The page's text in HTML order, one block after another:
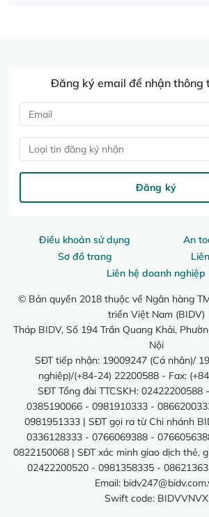
Điều khoản sử dụng
An
Sơ đồ trang
Liên hệ doanh nghiệp
© Bản quyền 2018 thuộc về Ngân hàng
triển Việt Nam (BIDV)
Tháp BIDV, Số 194 Trần Quang Khải,
Nội
SĐT tiếp nhận: 19009247 (Cá nhân)/
nghiệp)/(+84-24) 22200588 - Fax:
SĐT Tổng đài TTCSKH: 02422200588
0385190066 - 0981910333 -
0981951333 | SĐT gọi ra từ Chi nhánh
0336128333 - 0766069388 -
0822150068 | SĐT xác minh giao dịch thẻ,
02422200520 - 0981358335 -
Email:
Swift code: BIDVVNVX
Đăng ký email để nhận thông
Loại tin đăng ký nhận
Đăng ký